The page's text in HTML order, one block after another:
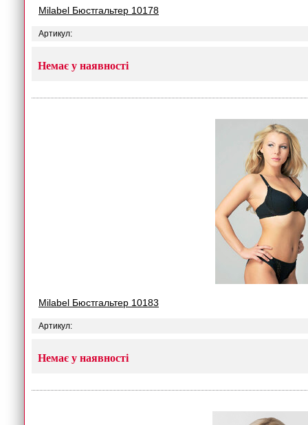
Milabel Бюстгальтер 10178
Артикул:
Немає у наявності
Milabel Бюстгальтер 10183
Артикул:
Немає у наявності